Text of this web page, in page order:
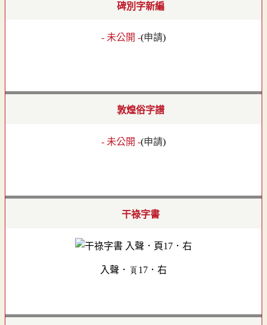
碑別字新編
- 未公開 -(申請)
敦煌俗字譜
- 未公開 -(申請)
干祿字書
入聲．頁17．右